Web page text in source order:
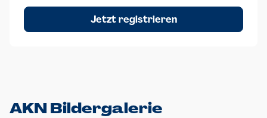
Um das Logo herum muss ein Schutzraum von jeweils einer
Höhe bzw. Breite des N aus AKN in alle Richtungen
Jetzt registrieren
AKN Bildergalerie